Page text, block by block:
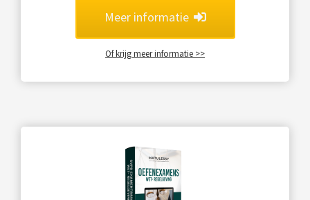
Meer informatie
Of krijg meer informatie >>